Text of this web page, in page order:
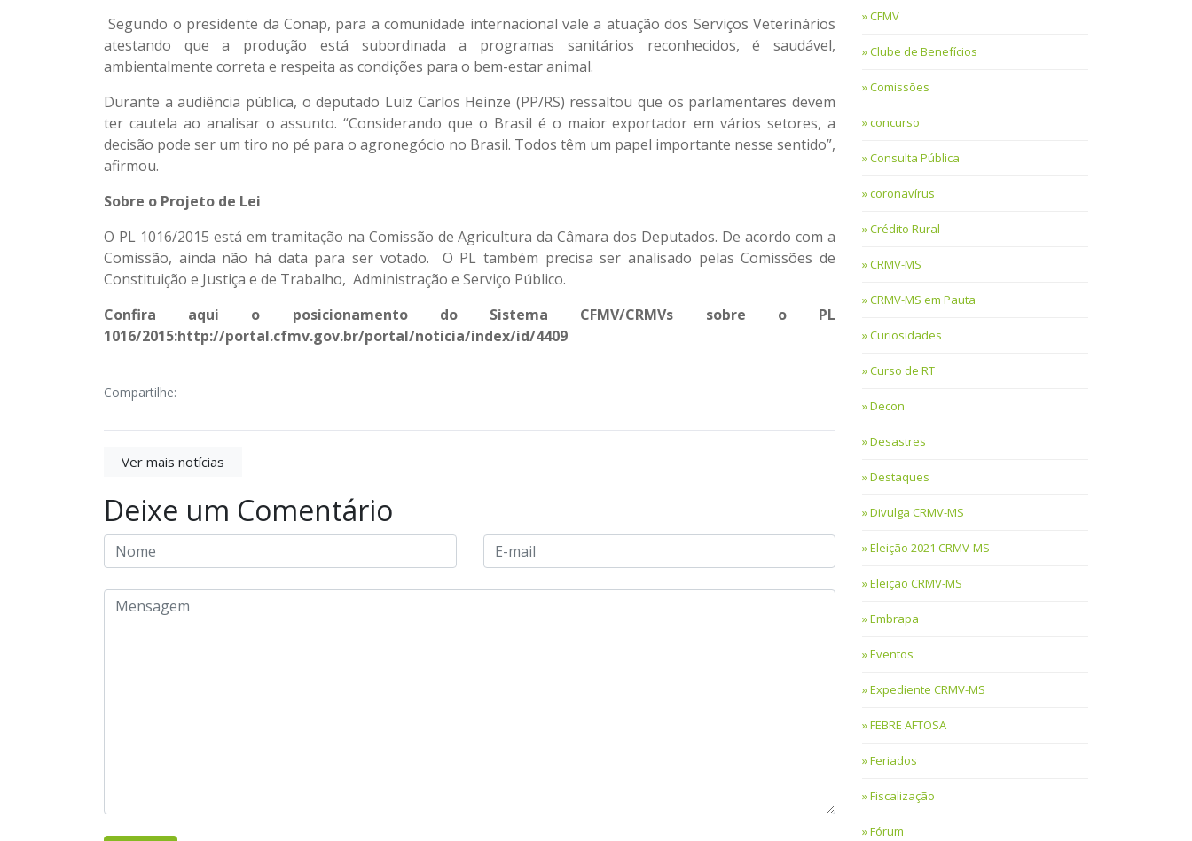
Segundo o presidente da Conap, para a comunidade internacional vale a atuação dos Serviços Veterinários
atestando que a produção está subordinada a programas sanitários reconhecidos, é saudável,
ambientalmente correta e respeita as condições para o bem-estar animal.
Durante a audiência pública, o deputado Luiz Carlos Heinze (PP/RS) ressaltou que os parlamentares devem
ter cautela ao analisar o assunto. “Considerando que o Brasil é o maior exportador em vários setores, a
decisão pode ser um tiro no pé para o agronegócio no Brasil. Todos têm um papel importante nesse sentido”,
afirmou.
Sobre o Projeto de Lei
O PL 1016/2015 está em tramitação na Comissão de Agricultura da Câmara dos Deputados. De acordo com a
Comissão, ainda não há data para ser votado. O PL também precisa ser analisado pelas Comissões de
Constituição e Justiça e de Trabalho, Administração e Serviço Público.
Confira aqui o posicionamento do Sistema CFMV/CRMVs sobre o PL
1016/2015:http://portal.cfmv.gov.br/portal/noticia/index/id/4409
Compartilhe:
Ver mais notícias
Deixe um Comentário
CFMV
Clube de Benefícios
Comissões
concurso
Consulta Pública
coronavírus
Crédito Rural
CRMV-MS
CRMV-MS em Pauta
Curiosidades
Curso de RT
Decon
Desastres
Destaques
Divulga CRMV-MS
Eleição 2021 CRMV-MS
Eleição CRMV-MS
Embrapa
Eventos
Expediente CRMV-MS
FEBRE AFTOSA
Feriados
Fiscalização
Fórum